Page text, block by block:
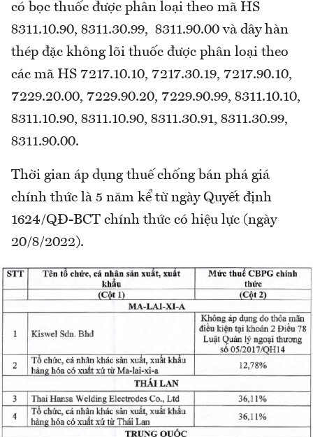
có bọc thuốc được phân loại theo mã HS
8311.10.90, 8311.30.99, 8311.90.00 và dây hàn
thép đặc không lõi thuốc được phân loại theo
các mã HS 7217.10.10, 7217.30.19, 7217.90.10,
7229.20.00, 7229.90.20, 7229.90.99, 8311.10.10,
8311.10.90, 8311.10.90, 8311.30.91, 8311.30.99,
8311.90.00.
Thời gian áp dụng thuế chống bán phá giá
chính thức là 5 năm kể từ ngày Quyết định
1624/QĐ-BCT chính thức có hiệu lực (ngày
20/8/2022).